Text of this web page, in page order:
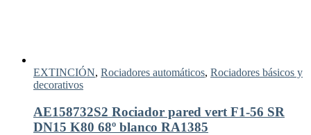
EXTINCIÓN, Rociadores automáticos, Rociadores básicos y
decorativos
AE158732S2 Rociador pared vert F1-56 SR
DN15 K80 68º blanco RA1385